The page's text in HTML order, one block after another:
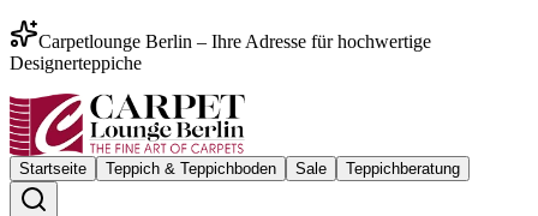
Carpetlounge Berlin – Ihre Adresse für hochwertige
Designerteppiche
Startseite Teppich & Teppichboden Sale Teppichberatung